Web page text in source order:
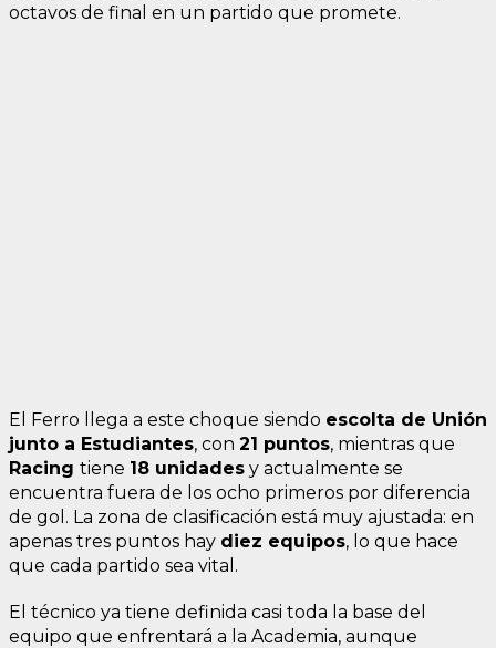
octavos de final en un partido que promete.
El Ferro llega a este choque siendo escolta de Unión
junto a Estudiantes, con 21 puntos, mientras que
Racing tiene 18 unidades y actualmente se
encuentra fuera de los ocho primeros por diferencia
de gol. La zona de clasificación está muy ajustada: en
apenas tres puntos hay diez equipos, lo que hace
que cada partido sea vital.
El técnico ya tiene definida casi toda la base del
equipo que enfrentará a la Academia, aunque